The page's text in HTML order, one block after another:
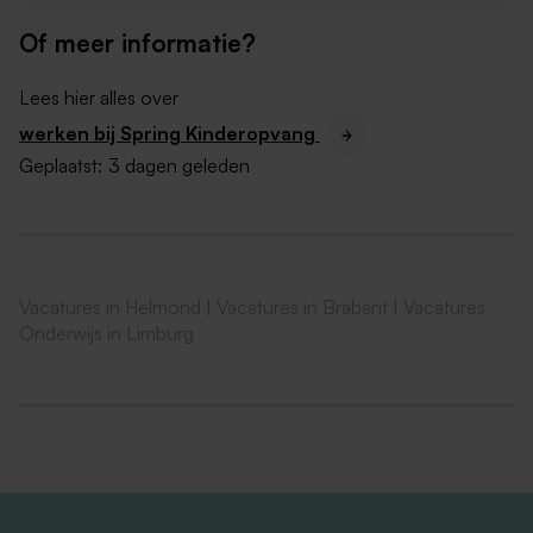
jij zelf jouw beschikbaarheid bepalen;
per uur;
een extra vergoeding van maar liefst
bovenop jouw salaris;
Wat vragen wij van jou?
Of meer informatie?
Lees hier alles over
werken bij Spring Kinderopvang
Geplaatst: 3 dagen geleden